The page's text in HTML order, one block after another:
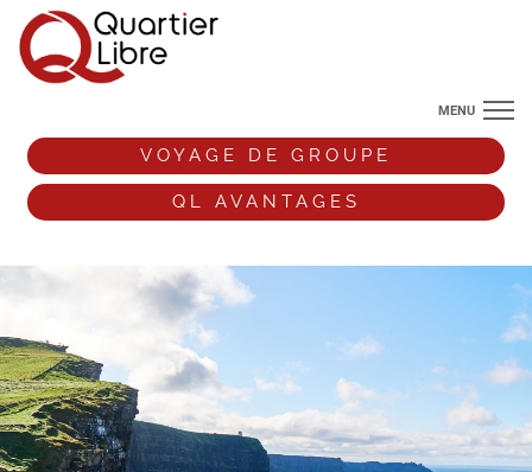
MENU
NOS DESTINATIONS
ANGLETERRE
VOS ENVIES DE VOYAGE
+33 (0)9 72 38 52 44
VOYAGE DE GROUPE
QL AVANTAGES
ESPACE PRO
VOYAGE DE GROUPE
QL AVANTAGES